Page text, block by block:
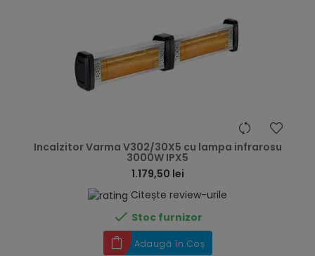
Incalzitor Varma V302/30X5 cu lampa infrarosu
3000W IPX5
1.179,50 lei
Citește review-urile
 Stoc furnizor
Adaugă în Coș